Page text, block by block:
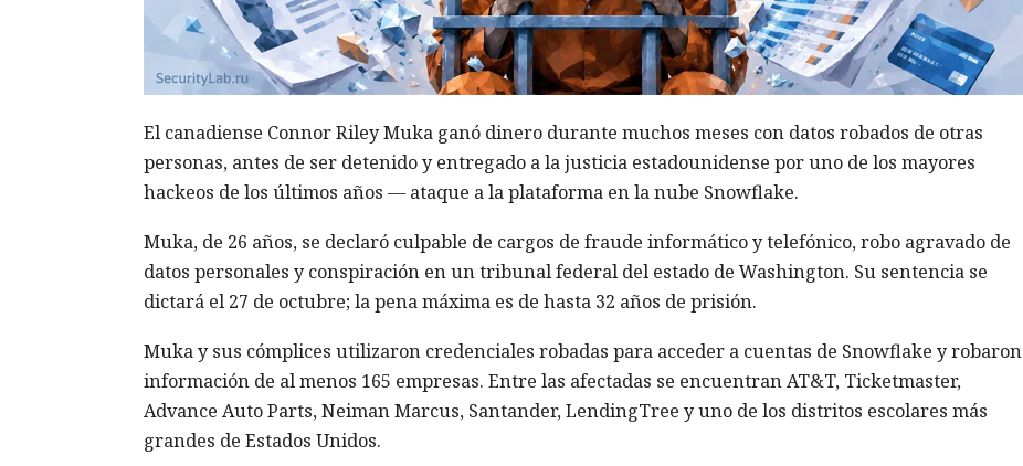
El canadiense Connor Riley Muka ganó dinero durante muchos meses con datos robados de otras
personas, antes de ser detenido y entregado a la justicia estadounidense por uno de los mayores
hackeos de los últimos años — ataque a la plataforma en la nube Snowflake.
Muka, de 26 años, se declaró culpable de cargos de fraude informático y telefónico, robo agravado de
datos personales y conspiración en un tribunal federal del estado de Washington. Su sentencia se
dictará el 27 de octubre; la pena máxima es de hasta 32 años de prisión.
Muka y sus cómplices utilizaron credenciales robadas para acceder a cuentas de Snowflake y robaron
información de al menos 165 empresas. Entre las afectadas se encuentran AT&T, Ticketmaster,
Advance Auto Parts, Neiman Marcus, Santander, LendingTree y uno de los distritos escolares más
grandes de Estados Unidos.